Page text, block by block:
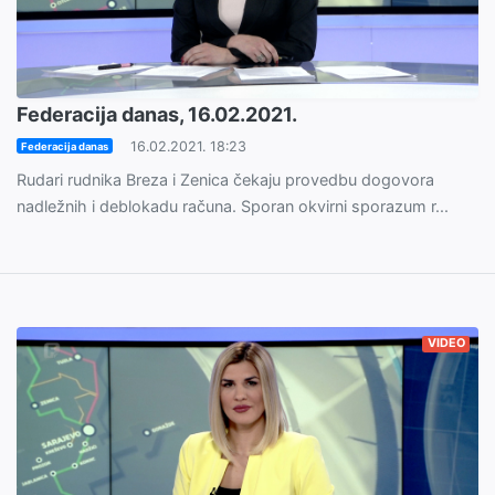
Federacija danas, 16.02.2021.
Federacija danas 16.02.2021. 18:23
Rudari rudnika Breza i Zenica čekaju provedbu dogovora
nadležnih i deblokadu računa. Sporan okvirni sporazum r...
VIDEO